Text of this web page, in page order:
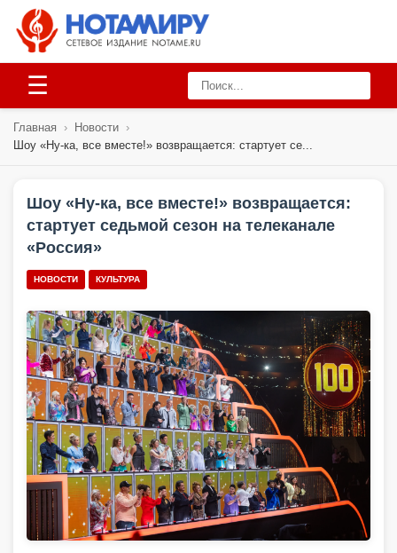
☰
Главная › Новости ›
Шоу «Ну-ка, все вместе!» возвращается: стартует се...
Шоу «Ну-ка, все вместе!» возвращается:
стартует седьмой сезон на телеканале
«Россия»
НОВОСТИ КУЛЬТУРА